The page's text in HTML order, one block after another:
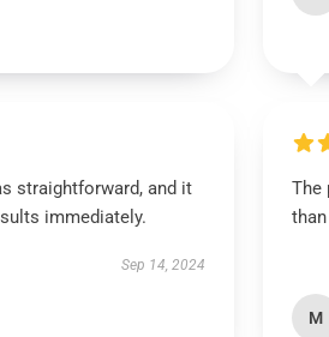
straightforward, and it
immediately.
Sep 14, 2024
The
M